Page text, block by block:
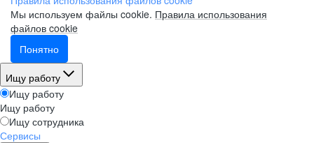
Мы используем файлы cookie. Правила использования
файлов cookie
Понятно
Ищу работу
Ищу работу
Ищу работу
Ищу сотрудника
Сервисы